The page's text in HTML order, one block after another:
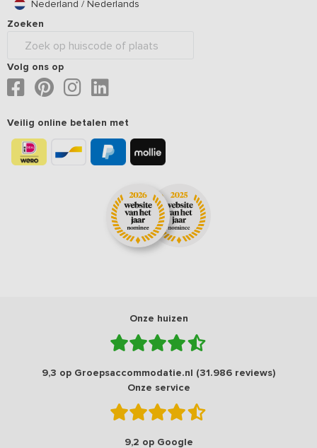
Nederland / Nederlands
Zoeken
Volg ons op
Veilig online betalen met
Onze huizen
9,3 op Groepsaccommodatie.nl (31.986 reviews)
Onze service
9,2 op Google